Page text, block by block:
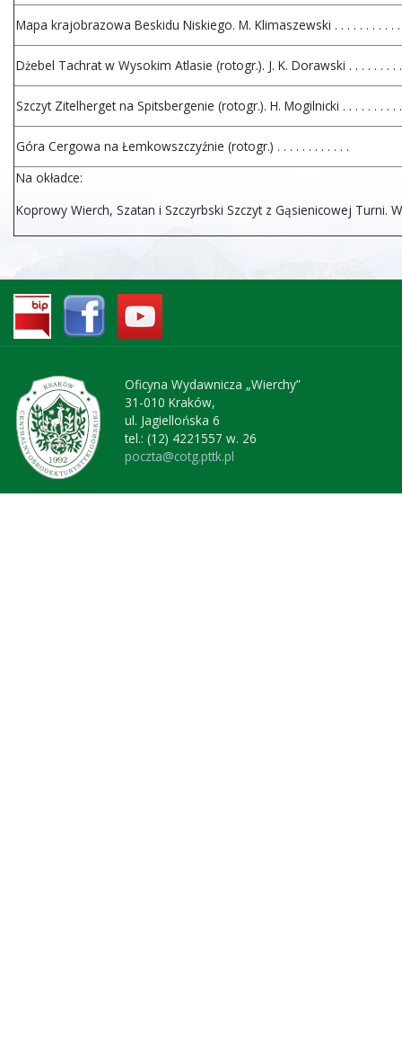
Mapa krajobrazowa Beskidu Niskiego. M. Klimaszewski . . . . . . . . . .
Dżebel Tachrat w Wysokim Atlasie (rotogr.). J. K. Dorawski . . . . . . . .
Szczyt Zitelherget na Spitsbergenie (rotogr.). H. Mogilnicki . . . . . . . . .
Góra Cergowa na Łemkowszczyźnie (rotogr.) . . . . . . . . . . . .
Na okładce:
Koprowy Wierch, Szatan i Szczyrbski Szczyt z Gąsienicowej Turni.
Oficyna Wydawnicza „Wierchy”
31-010 Kraków,
ul. Jagiellońska 6
tel.: (12) 4221557 w. 26
poczta@cotg.pttk.pl